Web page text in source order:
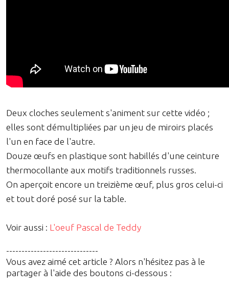
Deux cloches seulement s'animent sur cette vidéo ;
elles sont démultipliées par un jeu de miroirs placés
l'un en face de l'autre.
Douze œufs en plastique sont habillés d'une ceinture
thermocollante aux motifs traditionnels russes.
On aperçoit encore un treizième œuf, plus gros celui-ci
et tout doré posé sur la table.
Voir aussi : L'oeuf Pascal de Teddy
------------------------------
Vous avez aimé cet article ? Alors n'hésitez pas à le
partager à l'aide des boutons ci-dessous :